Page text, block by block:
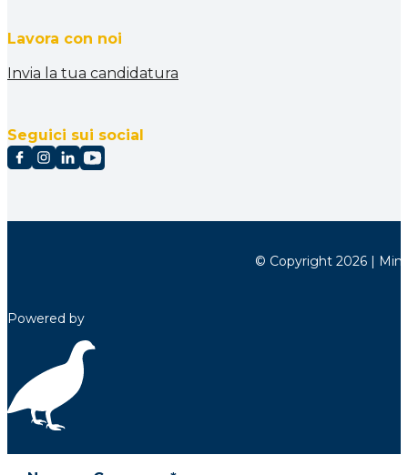
Lavora con noi
Invia la tua candidatura
Seguici sui social
© Copyright 2026 |
Powered by